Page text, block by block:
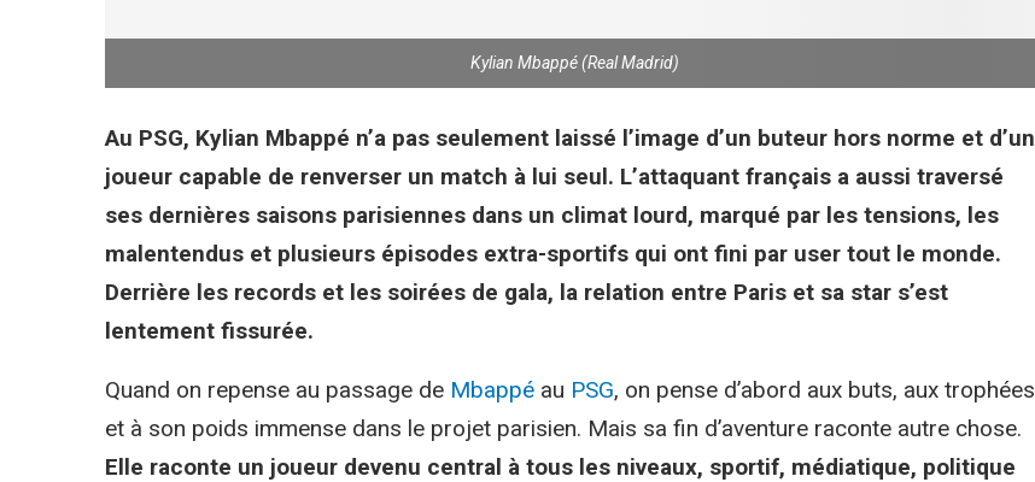
Kylian Mbappé (Real Madrid)
Au PSG, Kylian Mbappé n’a pas seulement laissé l’image d’un buteur hors norme et d’un
joueur capable de renverser un match à lui seul. L’attaquant français a aussi traversé
ses dernières saisons parisiennes dans un climat lourd, marqué par les tensions, les
malentendus et plusieurs épisodes extra-sportifs qui ont fini par user tout le monde.
Derrière les records et les soirées de gala, la relation entre Paris et sa star s’est
lentement fissurée.
Quand on repense au passage de Mbappé au PSG, on pense d’abord aux buts, aux trophées
et à son poids immense dans le projet parisien. Mais sa fin d’aventure raconte autre chose.
Elle raconte un joueur devenu central à tous les niveaux, sportif, médiatique, politique